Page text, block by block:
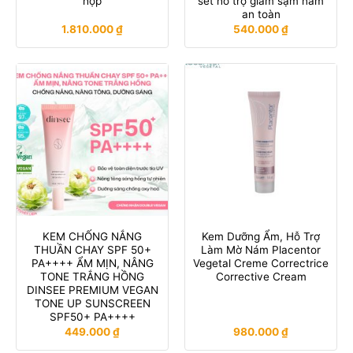
1.810.000₫
an toàn
540.000₫
KEM CHỐNG NẮNG
THUẦN CHAY SPF 50+
PA++++ ẨM MỊN, NÂNG
TONE TRẮNG HỒNG
DINSEE PREMIUM VEGAN
TONE UP SUNSCREEN
SPF50+ PA++++
449.000₫
Kem Dưỡng Ẩm, Hỗ Trợ
Làm Mờ Nám Placentor
Vegetal Creme Correctrice
Corrective Cream
980.000₫